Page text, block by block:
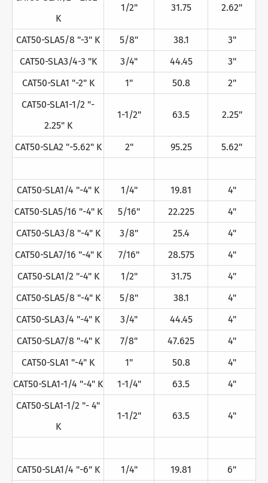
K
1/2" 31.75 2.62"
CAT50-SLA5/8 "-3" K 5/8" 38.1
3"
CAT50-SLA3/4-3 "K
3/4" 44.45
3"
CAT50-SLA1 "-2" K
1" 50.8
2"
CAT50-SLA1-1/2 "-
2.25" K
1-1/2" 63.5 2.25"
CAT50-SLA2 "-5.62" K 2" 95.25 5.62"
CAT50-SLA1/4 "-4" K 1/4" 19.81
4"
CAT50-SLA5/16 "-4" K
5/16" 22.225
4"
CAT50-SLA3/8 "-4" K
3/8" 25.4
4"
CAT50-SLA7/16 "-4" K
7/16" 28.575
4"
CAT50-SLA1/2 "-4" K
1/2" 31.75
4"
CAT50-SLA5/8 "-4" K
5/8" 38.1
4"
CAT50-SLA3/4 "-4" K
3/4" 44.45
4"
CAT50-SLA7/8 "-4" K
7/8" 47.625
4"
CAT50-SLA1 "-4" K
1" 50.8
4"
CAT50-SLA1-1/4 "-4" K
1-1/4" 63.5
4"
CAT50-SLA1-1/2 "- 4"
K
1-1/2" 63.5 4"
CAT50-SLA1/4 "-6" K 1/4" 19.81
6"